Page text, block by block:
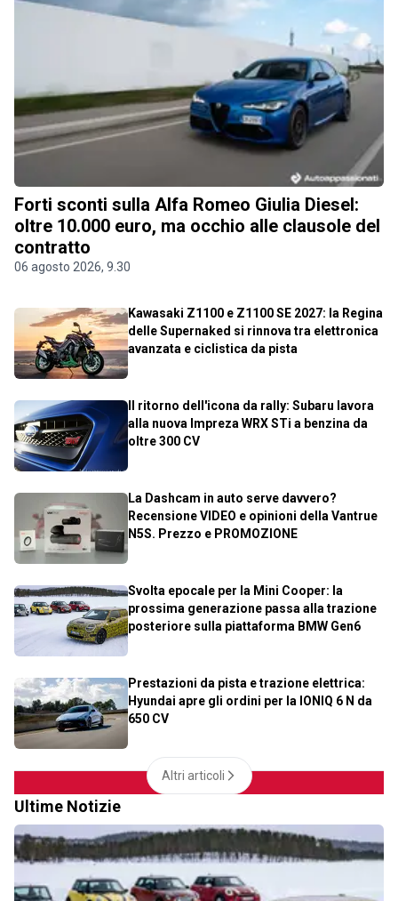
Forti sconti sulla Alfa Romeo Giulia Diesel:
oltre 10.000 euro, ma occhio alle clausole del
contratto
06 agosto 2026, 9.30
Kawasaki Z1100 e Z1100 SE 2027: la Regina
delle Supernaked si rinnova tra elettronica
avanzata e ciclistica da pista
Il ritorno dell'icona da rally: Subaru lavora
alla nuova Impreza WRX STi a benzina da
oltre 300 CV
La Dashcam in auto serve davvero?
Recensione VIDEO e opinioni della Vantrue
N5S. Prezzo e PROMOZIONE
Svolta epocale per la Mini Cooper: la
prossima generazione passa alla trazione
posteriore sulla piattaforma BMW Gen6
Prestazioni da pista e trazione elettrica:
Hyundai apre gli ordini per la IONIQ 6 N da
650 CV
Altri articoli
Ultime Notizie